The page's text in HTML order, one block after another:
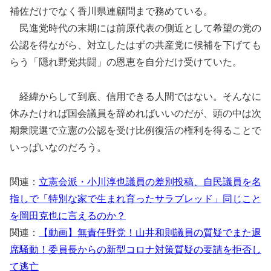
補佐だけでなく香川県連顧問まで務めている。
民進党時代の末期には前原代表の側近として希望の党の
公認を得ながら、対立したはずの共産党に候補を下げても
らう「隠れ野党共闘」の恩恵を自分だけ受けていた。
経緯からして到底、信用できる人間ではない。そんなに
休みたければ国会議員を辞めればいいのだが、頭の中は次
期衆院選で立憲の公認を受け比例復活の権利を得ることで
いっぱいなのだろう。
関連： 立憲会派・小川淳也議員の差別投稿、自民議員を名
指しで「特別な家で生まれ育ったサラブレッド」同じこと
を岡田克也に言えるのか？
関連：
【動画】無責任野党！山井和則議員の質疑でまた退
席騒動！委員長からの新型コロナ対策質疑の要請を拒否し
て逃亡